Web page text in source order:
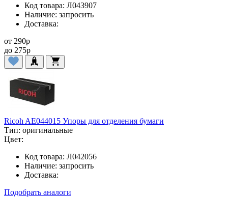
Код товара: Л043907
Наличие: запросить
Доставка:
от 290p
до 275p
Ricoh AE044015 Упоры для отделения бумаги
Тип: оригинальные
Цвет:
Код товара: Л042056
Наличие: запросить
Доставка:
Подобрать аналоги